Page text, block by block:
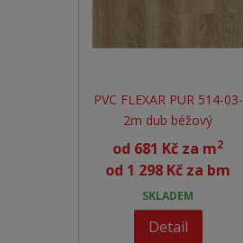
PVC FLEXAR PUR 514-03-
2m dub béžový
od 681 Kč za m2
od 1 298 Kč za bm
SKLADEM
Detail